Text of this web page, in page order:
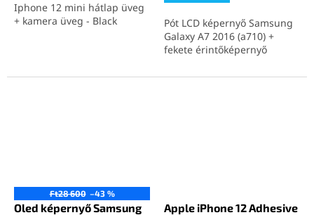
Iphone 12 mini hátlap üveg
+ kamera üveg - Black
Pót LCD képernyő Samsung
Galaxy A7 2016 (a710) +
fekete érintőképernyő
Ft28 600 –43 %
Oled képernyő Samsung
Apple iPhone 12 Adhesive